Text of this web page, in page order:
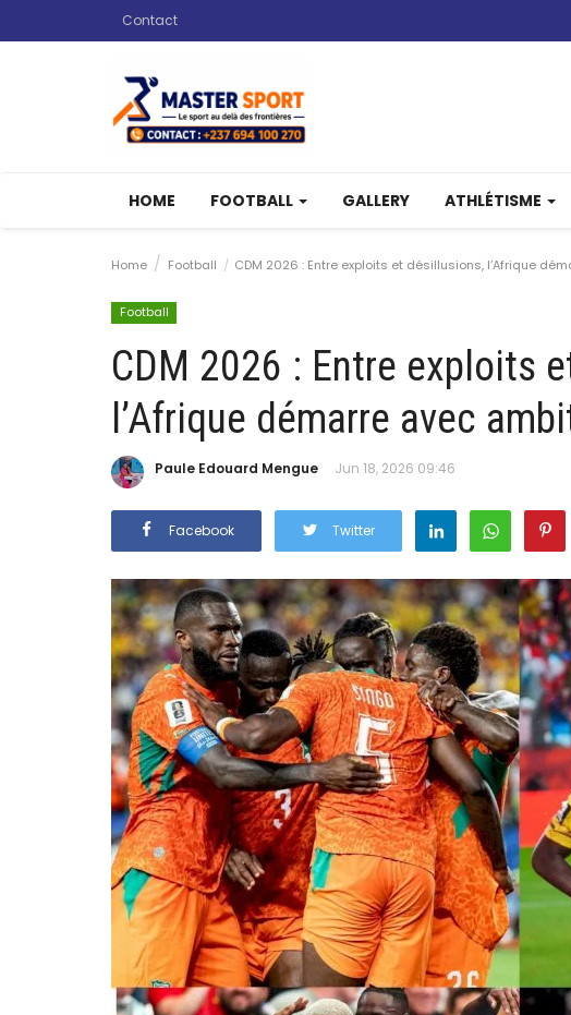
Contact
HOME FOOTBALL GALLERY ATHLÉTISME
Home Football CDM 2026 : Entre exploits et désillusions, l’Afrique
Football
CDM 2026 : Entre exploits
l’Afrique démarre avec
Paule Edouard Mengue Jun 18, 2026 09:46
Facebook Twitter